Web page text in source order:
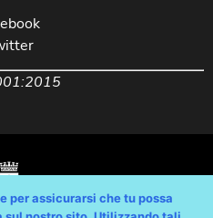
per assicurarsi che tu possa